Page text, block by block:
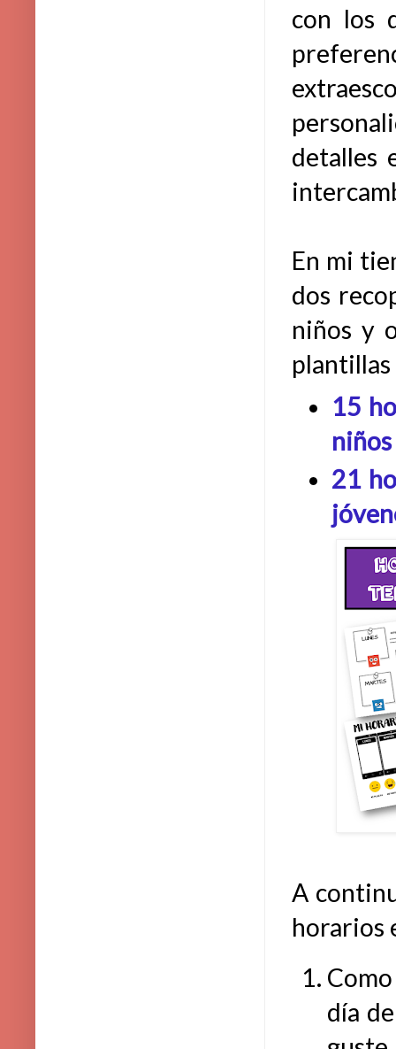
con los
detalles
En mi
dos
niños y
15
niños
21
A
horarios
día